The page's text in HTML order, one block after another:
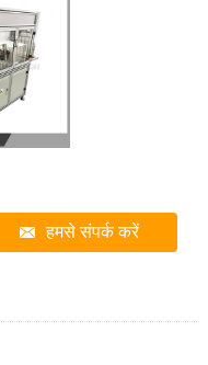
हमसे संपर्क करें